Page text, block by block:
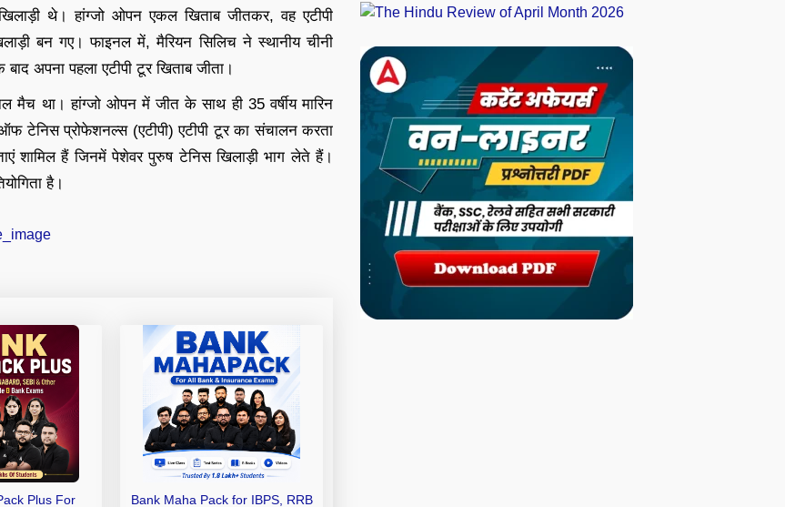
थे। हांग्जो ओपन एकल खिताब जीतकर, वह एटीपी
बन गए। फाइनल में, मैरियन सिलिच ने स्थानीय चीनी
अपना पहला एटीपी टूर खिताब जीता।
मैच था। हांग्जो ओपन में जीत के साथ ही 35 वर्षीय मारिन
टेनिस प्रोफेशनल्स (एटीपी) एटीपी टूर का संचालन करता
शामिल हैं जिनमें पेशेवर पुरुष टेनिस खिलाड़ी भाग लेते हैं।
है।
Plus For
Bank Maha Pack for IBPS, RRB